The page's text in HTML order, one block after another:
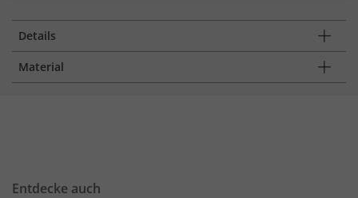
Details
Material
Entdecke auch